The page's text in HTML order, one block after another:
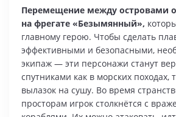
Перемещение между островами
на фрегате «Безымянный»,
главному герою. Чтобы сделать
эффективными и безопасными,
экипаж — эти персонажи станут
спутниками как в морских походах,
вылазок на сушу. Во время
просторам игрок столкнётся с